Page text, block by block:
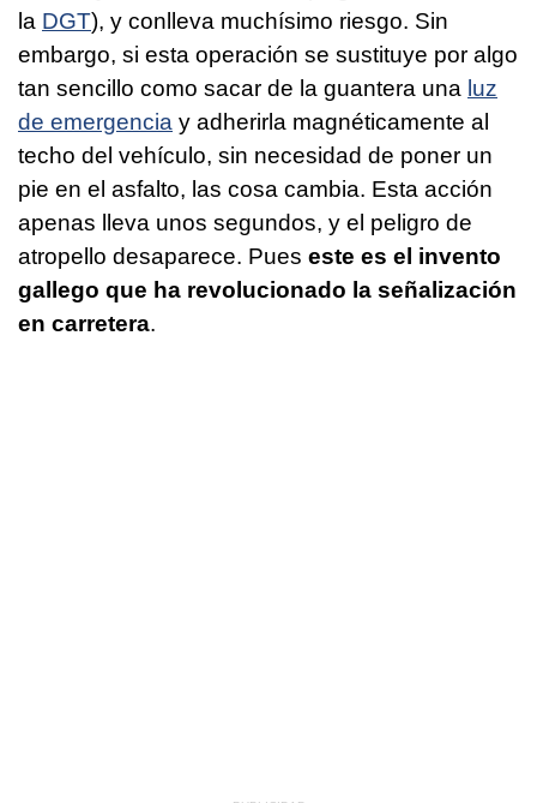
la DGT), y conlleva muchísimo riesgo. Sin
embargo, si esta operación se sustituye por algo
tan sencillo como sacar de la guantera una luz
de emergencia y adherirla magnéticamente al
techo del vehículo, sin necesidad de poner un
pie en el asfalto, las cosa cambia. Esta acción
apenas lleva unos segundos, y el peligro de
atropello desaparece. Pues este es el invento
gallego que ha revolucionado la señalización
en carretera.